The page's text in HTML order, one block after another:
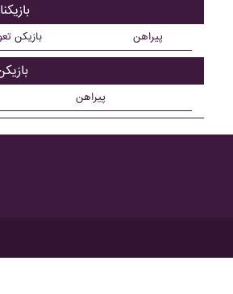
بازیکن پیراهن
پیراهن